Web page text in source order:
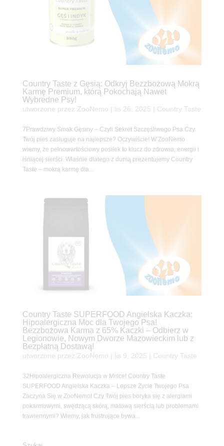
Country Taste z Gęsią: Odkryj Bezzbożową Mokrą
Karmę Premium, którą Pokochają Nawet
Wybredne Psy!
utworzone przez ZooNemo lis 26, 2025 Country Taste
7Prawdziwy Smak Gęsiny – Czyli Sekret Szczęśliwego Psa Czy
Twój pies zasługuje na najlepsze? Oczywiście! W ZooNemo
wiemy, że pełnowartościowy posiłek to klucz do zdrowia, energii i
lśniącej sierści. Właśnie dlatego z dumą prezentujemy Country
Taste – mokrą karmę dla...
Country Taste SUPERFOOD Angielska Kaczka:
Hipoalergiczna Moc dla Twojego Psa!
Bezzbożowa Karma z 65% Kaczki – Odbierz w
Legionowie, Nowym Dworze Mazowieckim lub z
Bezpłatną Dostawą!
utworzone przez ZooNemo lis 9, 2025 Country Taste
32Hipoalergiczna Rewolucja w Misce! Country Taste
SUPERFOOD Angielska Kaczka – Lepsze Życie Twojego Psa
Zaczyna Się w ZooNemo! Czy Twój pies boryka się z alergiami
pokarmowymi, swędzącą skórą, matową sierścią lub problemami
trawiennymi? Wiemy, jak frustrujące bywa...